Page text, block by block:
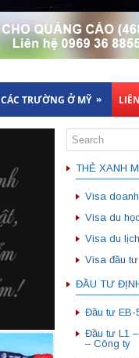
CÁC TRƯỜNG Ở MỸ »
THẺ XANH
Visa
Visa du
Visa du lịch
Visa đầu tư
ĐẦU TƯ
Đầu tư EB-
Đầu tư L1
– Công ty